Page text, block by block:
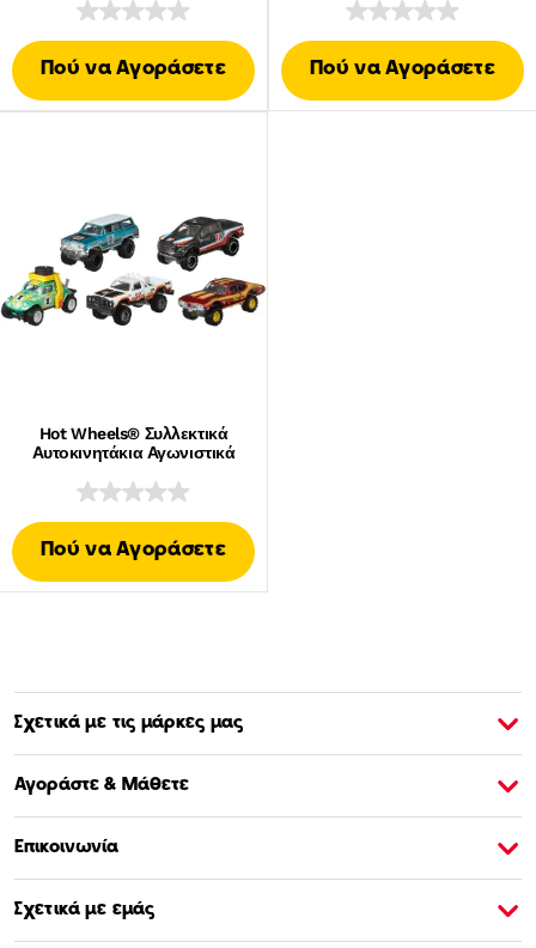
Πού να Αγοράσετε Πού να Αγοράσετε
Hot Wheels® Συλλεκτικά
Αυτοκινητάκια Αγωνιστικά
Πού να Αγοράσετε
Σχετικά με τις μάρκες μας
Αγοράστε & Μάθετε
Επικοινωνία
Σχετικά με εμάς